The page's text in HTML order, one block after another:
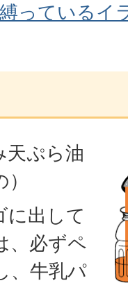
っているイ
天ぷら油
に出して
、必ずペ
、牛乳パ